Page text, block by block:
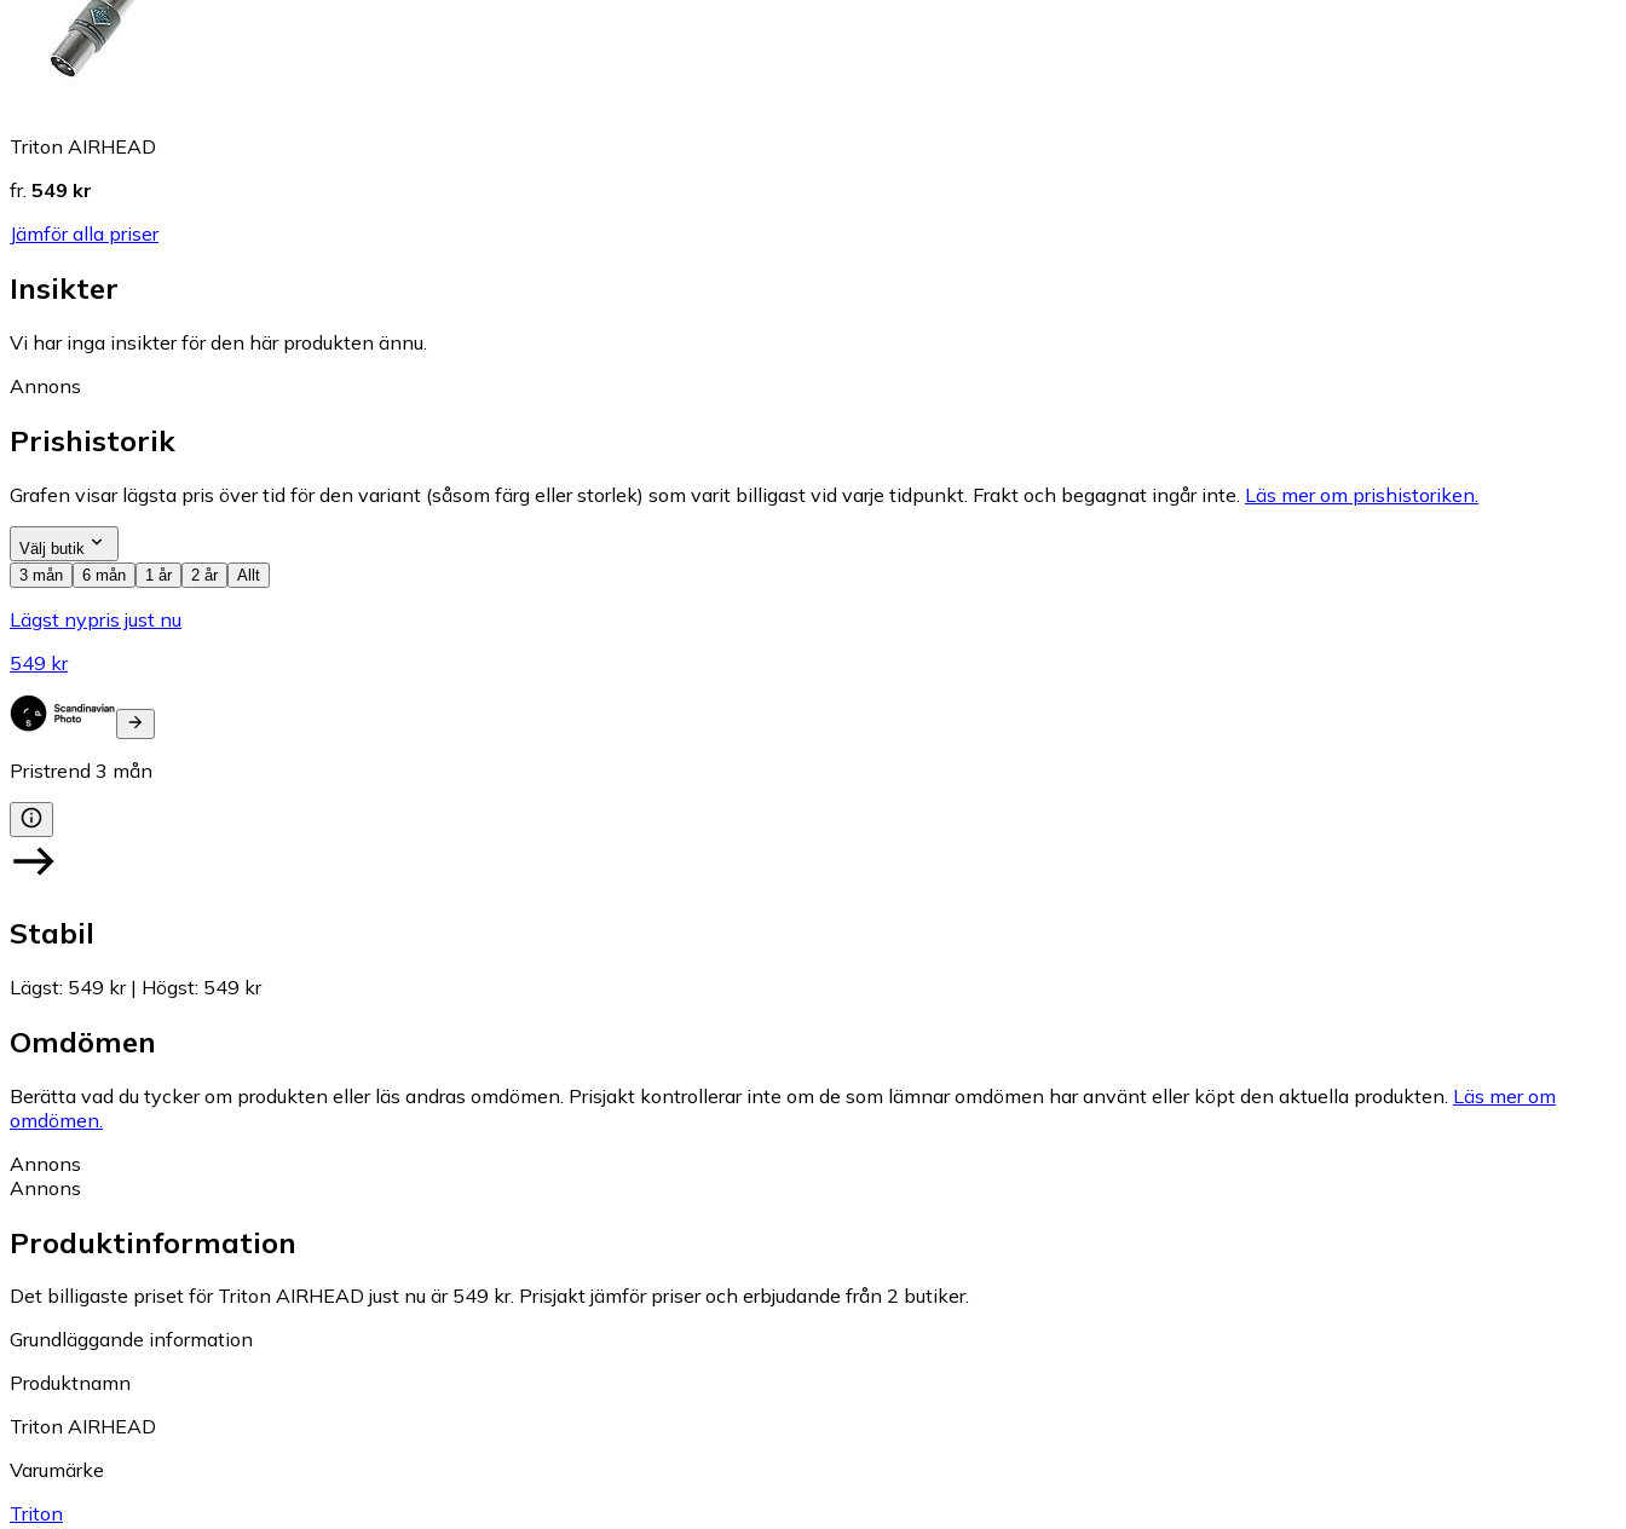
Triton AIRHEAD
fr. 549 kr
Jämför alla priser
Insikter
Vi har inga insikter för den här produkten ännu.
Annons
Prishistorik
Grafen visar lägsta pris över tid för den variant (såsom färg eller storlek) som varit billigast vid varje tidpunkt. Frakt och begagnat ingår inte. Läs mer om prishistoriken.
Välj butik
3 mån
6 mån 1 år 2 år Allt
Lägst nypris just nu
549 kr
Pristrend 3 mån
Stabil
Lägst: 549 kr| Högst: 549 kr
Omdömen
Berätta vad du tycker om produkten eller läs andras omdömen. Prisjakt kontrollerar inte om de som lämnar omdömen har använt eller köpt den aktuella produkten. Läs mer om
omdömen.
Annons
Annons
Produktinformation
Det billigaste priset för Triton AIRHEAD just nu är 549 kr. Prisjakt jämför priser och erbjudande från 2 butiker.
Grundläggande information
Produktnamn
Triton AIRHEAD
Varumärke
Triton